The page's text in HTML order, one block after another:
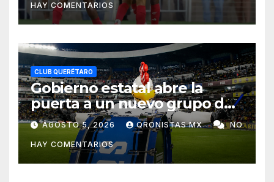
HAY COMENTARIOS
CLUB QUERÉTARO
Gobierno estatal abre la
puerta a un nuevo grupo de
animación en el Corregidora;
la Resistencia no volverá
AGOSTO 5, 2026 QRONISTAS MX NO
HAY COMENTARIOS